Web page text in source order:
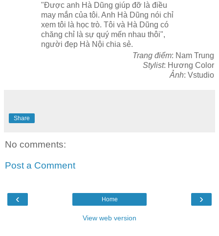
"Được anh Hà Dũng giúp đỡ là điều
may mắn của tôi. Anh Hà Dũng nói chỉ
xem tôi là học trò. Tôi và Hà Dũng có
chăng chỉ là sự quý mến nhau thôi",
người đẹp Hà Nội chia sẻ.
Trang điểm: Nam Trung
Stylist: Hương Color
Ảnh: Vstudio
Share
No comments:
Post a Comment
‹ ›
Home
View web version